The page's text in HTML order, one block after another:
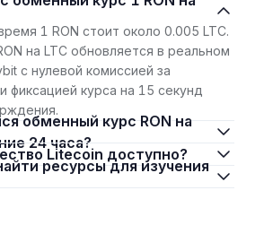
1 RON стоит около 0.005 LTC.
на LTC обновляется в реальном
с нулевой комиссией за
фиксацией курса на 15 секунд
24 часа?
Litecoin доступно?